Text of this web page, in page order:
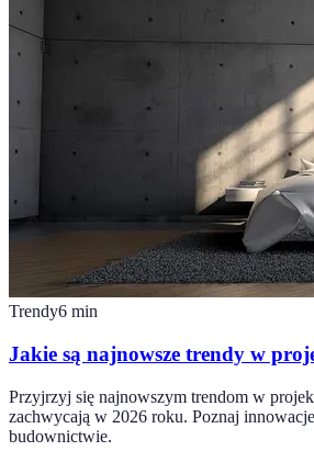
Trendy6 min
Jakie są najnowsze trendy w
Przyjrzyj się najnowszym trendom w
zachwycają w 2026 roku. Poznaj
budownictwie.